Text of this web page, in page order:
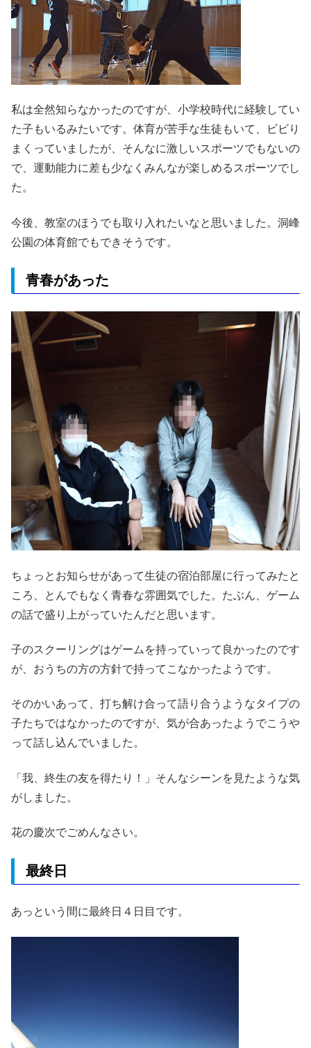
私は全然知らなかったのですが、小学校時代に経験してい
た子もいるみたいです。体育が苦手な生徒もいて、ビビり
まくっていましたが、そんなに激しいスポーツでもないの
で、運動能力に差も少なくみんなが楽しめるスポーツでし
た。
今後、教室のほうでも取り入れたいなと思いました。洞峰
公園の体育館でもできそうです。
青春があった
ちょっとお知らせがあって生徒の宿泊部屋に行ってみたと
ころ、とんでもなく青春な雰囲気でした。たぶん、ゲーム
の話で盛り上がっていたんだと思います。
子のスクーリングはゲームを持っていって良かったのです
が、おうちの方の方針で持ってこなかったようです。
そのかいあって、打ち解け合って語り合うようなタイプの
子たちではなかったのですが、気が合あったようでこうや
って話し込んでいました。
「我、終生の友を得たり！」そんなシーンを見たような気
がしました。
花の慶次でごめんなさい。
最終日
あっという間に最終日４日目です。